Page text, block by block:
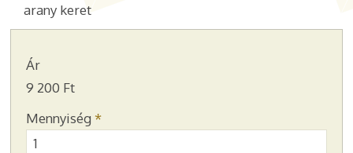
arany keret
Ár
9 200 Ft
Mennyiség *